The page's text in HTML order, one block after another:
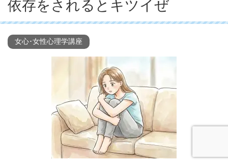
依存をされるとキツイぜ
女心･女性心理学講座